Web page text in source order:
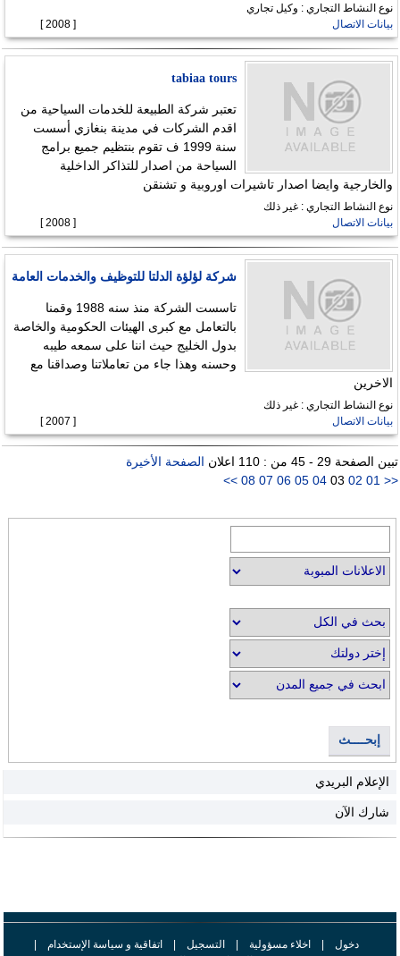
نوع النشاط التجاري : وكيل تجاري
بيانات الاتصال
[ 2008 ]
tabiaa tours
تعتبر شركة الطبيعة للخدمات السياحية من
اقدم الشركات في مدينة بنغازي أسست
سنة 1999 ف تقوم بنتظيم جميع برامج
السياحة من اصدار للتذاكر الداخلية
والخارجية وايضا اصدار تاشيرات اوروبية و تشنقن
نوع النشاط التجاري : غير ذلك
بيانات الاتصال
[ 2008 ]
شركة لؤلؤة الدلتا للتوظيف والخدمات العامة
تاسست الشركة منذ سنه 1988 وقمنا
بالتعامل مع كبرى الهيئات الحكومية والخاصة
بدول الخليج حيث اننا على سمعه طيبه
وحسنه وهذا جاء من تعاملاتنا وصداقنا مع
الاخرين
نوع النشاط التجاري : غير ذلك
بيانات الاتصال
[ 2007 ]
تبين الصفحة 29 - 45 من : 110 اعلان
الصفحة الأخيرة
<<
02
03
04
05
06
07
08
>>
إبحــــث
الإعلام البريدي
شارك الآن
دخول | اخلاء مسؤولية | التسجيل | اتفاقية و سياسة الإستخدام
|